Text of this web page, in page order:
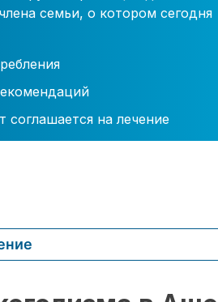
семьи, о котором сегодня
соглашается на лечение